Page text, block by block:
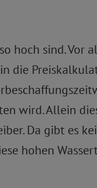
hoch sind.
die
wird. Allein
Da gibt es
hohen